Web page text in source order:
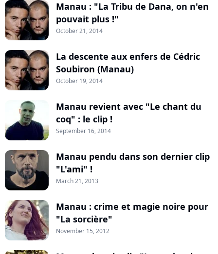
Manau : "La Tribu de Dana, on n'en
pouvait plus !"
October 21, 2014
La descente aux enfers de Cédric
Soubiron (Manau)
October 19, 2014
Manau revient avec "Le chant du
coq" : le clip !
September 16, 2014
Manau pendu dans son dernier clip
"L'ami" !
March 21, 2013
Manau : crime et magie noire pour
"La sorcière"
November 15, 2012